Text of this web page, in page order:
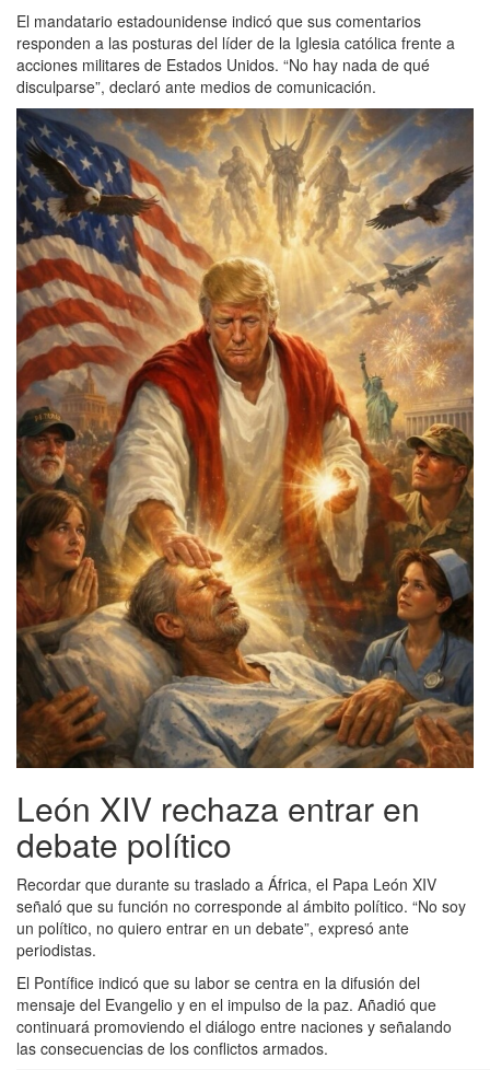
El mandatario estadounidense indicó que sus comentarios
responden a las posturas del líder de la Iglesia católica frente a
acciones militares de Estados Unidos. “No hay nada de qué
disculparse”, declaró ante medios de comunicación.
León XIV rechaza entrar en
debate político
Recordar que durante su traslado a África, el Papa León XIV
señaló que su función no corresponde al ámbito político. “No soy
un político, no quiero entrar en un debate”, expresó ante
periodistas.
El Pontífice indicó que su labor se centra en la difusión del
mensaje del Evangelio y en el impulso de la paz. Añadió que
continuará promoviendo el diálogo entre naciones y señalando
las consecuencias de los conflictos armados.